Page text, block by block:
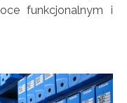
funkcjonalnym i